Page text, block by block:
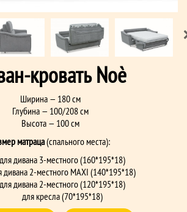
кровать Noè
Ширина — 180 см
Глубина — 100/208 см
Высота — 100 см
матраца(спального места):
для дивана 3-местного (160*195*18)
дивана 2-местного MAXI (140*195*18)
для дивана 2-местного (120*195*18)
для кресла (70*195*18)